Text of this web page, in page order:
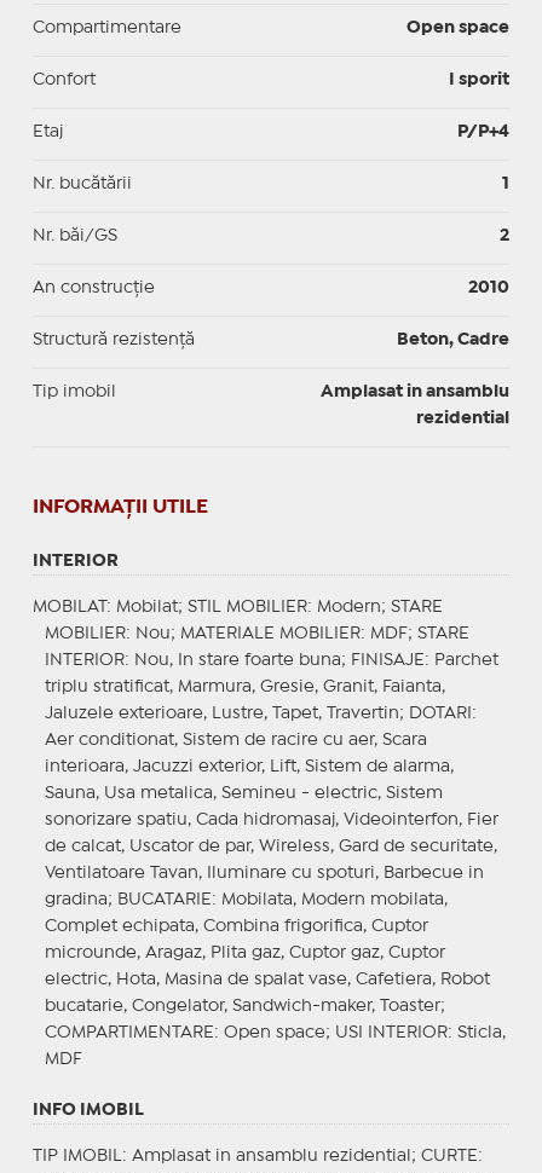
Compartimentare Open space
Confort I sporit
Etaj P/P+4
Nr. bucătării 1
Nr. băi/GS 2
An construcție 2010
Structură rezistență Beton, Cadre
Tip imobil
Amplasat in ansamblu
rezidential
INFORMAŢII UTILE
INTERIOR
MOBILAT : Mobilat; STIL MOBILIER: Modern; STARE
MOBILIER: Nou; MATERIALE MOBILIER: MDF; STARE
INTERIOR: Nou, In stare foarte buna; FINISAJE : Parchet
triplu stratificat, Marmura, Gresie, Granit, Faianta,
Jaluzele exterioare, Lustre, Tapet, Travertin;
DOTARI :
Aer conditionat, Sistem de racire cu aer, Scara
interioara, Jacuzzi exterior, Lift, Sistem de alarma,
Sauna, Usa metalica, Semineu - electric, Sistem
sonorizare spatiu, Cada hidromasaj, Videointerfon, Fier
de calcat, Uscator de par, Wireless, Gard de securitate,
Ventilatoare Tavan, Iluminare cu spoturi, Barbecue in
gradina; BUCATARIE : Mobilata, Modern mobilata,
Complet echipata, Combina frigorifica, Cuptor
microunde, Aragaz, Plita gaz, Cuptor gaz, Cuptor
electric, Hota, Masina de spalat vase, Cafetiera, Robot
bucatarie, Congelator, Sandwich-maker, Toaster;
COMPARTIMENTARE : Open space; USI INTERIOR: Sticla,
MDF
INFO IMOBIL
TIP IMOBIL : Amplasat in ansamblu rezidential; CURTE :